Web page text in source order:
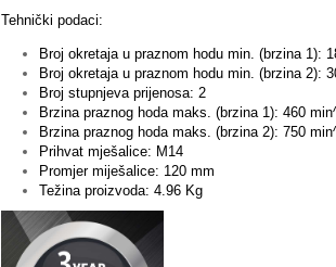
Tehnički podaci:
Broj okretaja u praznom hodu min. (brzina 1):
Broj okretaja u praznom hodu min. (brzina 2):
Broj stupnjeva prijenosa: 2
Brzina praznog hoda maks. (brzina 1): 460
Brzina praznog hoda maks. (brzina 2): 750
Prihvat mješalice: M14
Promjer miješalice: 120 mm
Težina proizvoda: 4.96 Kg